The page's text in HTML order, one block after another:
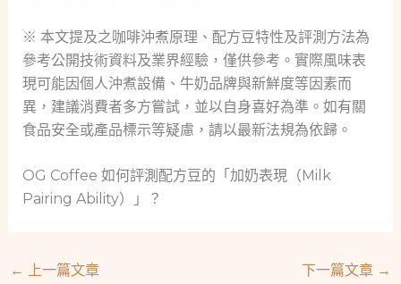
※ 本文提及之咖啡沖煮原理、配方豆特性及評測方法為
參考公開技術資料及業界經驗，僅供參考。實際風味表
現可能因個人沖煮設備、牛奶品牌與新鮮度等因素而
異，建議消費者多方嘗試，並以自身喜好為準。如有關
食品安全或產品標示等疑慮，請以最新法規為依歸。
OG Coffee 如何評測配方豆的「加奶表現（Milk
Pairing Ability）」？
← 上一篇文章 下一篇文章 →